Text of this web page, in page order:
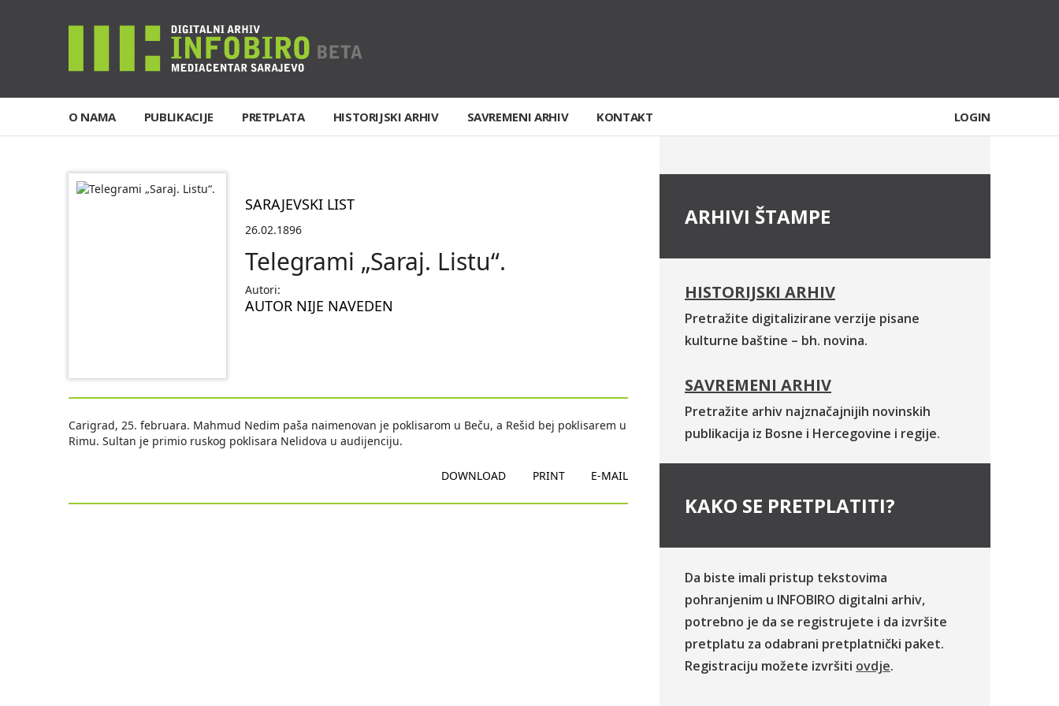
O NAMA PUBLIKACIJE PRETPLATA HISTORIJSKI ARHIV SAVREMENI ARHIV KONTAKT LOGIN
SARAJEVSKI LIST
26.02.1896
Telegrami „Saraj. Listu“.
Autori:
AUTOR NIJE NAVEDEN
Carigrad, 25. februara. Mahmud Nedim paša naimenovan je poklisarom u Beču, a Rešid bej poklisarem u
Rimu. Sultan je primio ruskog poklisara Nelidova u audijenciju.
DOWNLOAD PRINT E-MAIL
ARHIVI ŠTAMPE
HISTORIJSKI ARHIV
Pretražite digitalizirane verzije pisane
kulturne baštine – bh. novina.
SAVREMENI ARHIV
Pretražite arhiv najznačajnijih novinskih
publikacija iz Bosne i Hercegovine i regije.
KAKO SE PRETPLATITI?
Da biste imali pristup tekstovima
pohranjenim u INFOBIRO digitalni arhiv,
potrebno je da se registrujete i da izvršite
pretplatu za odabrani pretplatnički paket.
Registraciju možete izvršiti ovdje.